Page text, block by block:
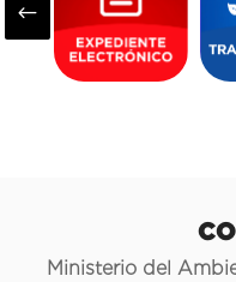
#
Ministerio del